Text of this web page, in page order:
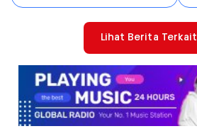
Lihat Berita Terkait